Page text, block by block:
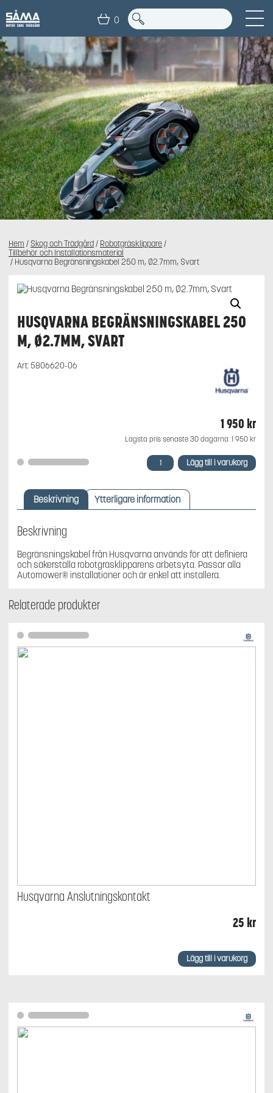
0
Hem / Skog och Trädgård/ Robotgräsklippare/
Tillbehör och Installationsmaterial
/ Husqvarna Begränsningskabel 250 m, Ø2.7mm, Svart
HUSQVARNA BEGRÄNSNINGSKABEL 250
M, Ø2.7MM, SVART
Art:5806620-06
1 950 kr
Lägsta pris senaste 30 dagarna: 1 950 kr
Husqvarna
Begränsningskabel
m,
Ø2.7mm,
Lägg till i varukorg
Beskrivning Ytterligare information
Beskrivning
Begränsningskabel från Husqvarna används för att definiera
och säkerställa robotgräsklipparens arbetsyta. Passar alla
Automower® installationer och är enkel att installera.
Relaterade produkter
Husqvarna Anslutningskontakt
25 kr
Lägg till i varukorg